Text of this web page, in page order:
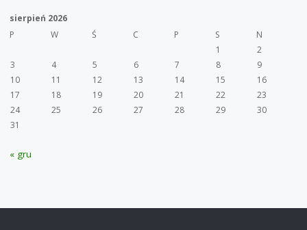
sierpień 2026
P
W Ś C P S
N
1
2
3
4 5 6 7 8
9
10
11 12 13 14 15
16
17
18 19 20 21 22
23
24
25 26 27 28 29
30
31
« gru